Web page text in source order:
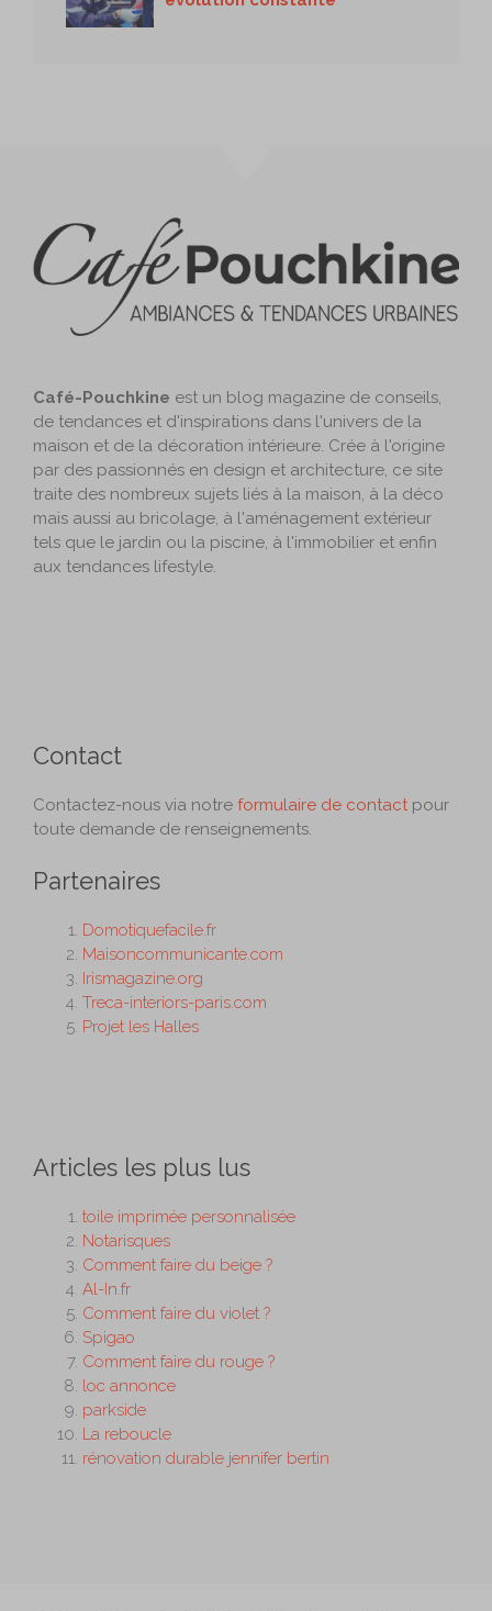
Café-Pouchkine est un blog magazine de conseils,
de tendances et d'inspirations dans l'univers de la
maison et de la décoration intérieure. Crée à l'origine
par des passionnés en design et architecture, ce site
traite des nombreux sujets liés à la maison, à la déco
mais aussi au bricolage, à l'aménagement extérieur
tels que le jardin ou la piscine, à l'immobilier et enfin
aux tendances lifestyle.
Contact
Contactez-nous via notre formulaire de contact pour
toute demande de renseignements.
Partenaires
Domotiquefacile.fr
Maisoncommunicante.com
Irismagazine.org
Treca-interiors-paris.com
Projet les Halles
Articles les plus lus
toile imprimée personnalisée
Notarisques
Comment faire du beige ?
Al-In.fr
Comment faire du violet ?
Spigao
Comment faire du rouge ?
loc annonce
parkside
La reboucle
rénovation durable jennifer bertin